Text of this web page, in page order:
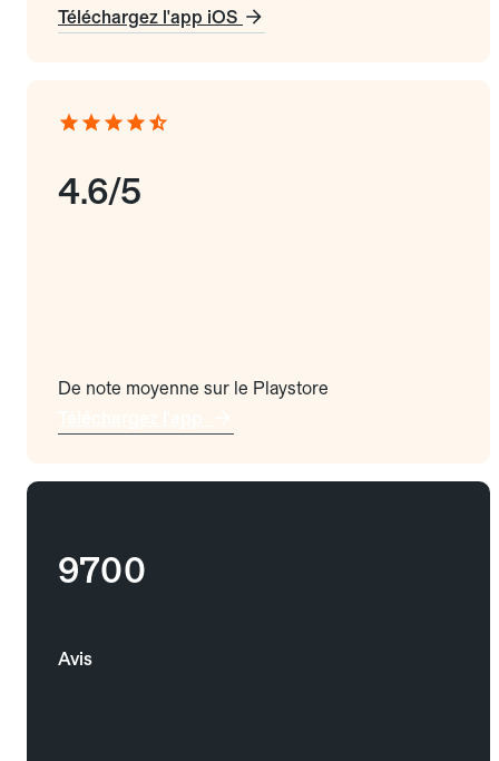
Téléchargez l'app iOS
4.6/5
De note moyenne sur le Playstore
9700
Avis